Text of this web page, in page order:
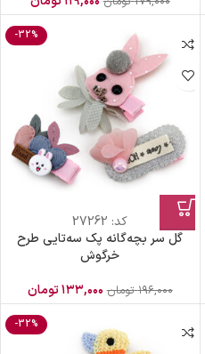
-32%
کد: 27262
گل سر بچه‌گانه پک سه‌تایی طرح
خرگوش
۱۹۶,۰۰۰ تومان ۱۳۳,۰۰۰تومان
-32%